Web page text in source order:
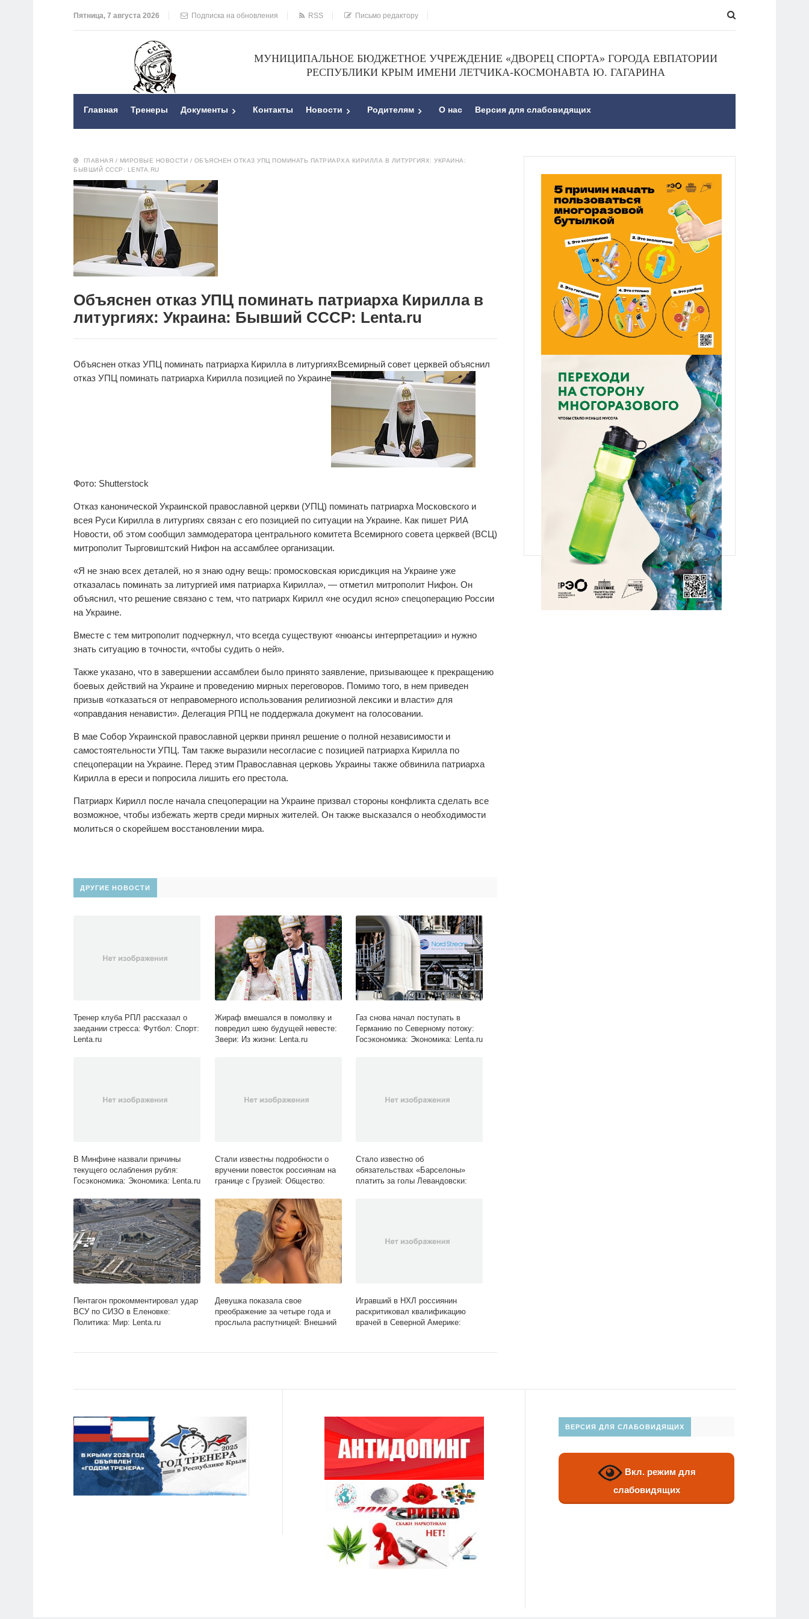
Пятница, 7 августа 2026 Подписка на обновления RSS Письмо редактору
МУНИЦИПАЛЬНОЕ БЮДЖЕТНОЕ УЧРЕЖДЕНИЕ «ДВОРЕЦ СПОРТА» ГОРОДА ЕВПАТОРИИ
РЕСПУБЛИКИ КРЫМ ИМЕНИ ЛЕТЧИКА-КОСМОНАВТА Ю. ГАГАРИНА
Главная Тренеры Документы Контакты Новости Родителям О нас Версия для слабовидящих
ГЛАВНАЯ / МИРОВЫЕ НОВОСТИ / ОБЪЯСНЕН ОТКАЗ УПЦ ПОМИНАТЬ ПАТРИАРХА КИРИЛЛА В ЛИТУРГИЯХ: УКРАИНА:
БЫВШИЙ СССР: LENTA.RU
Объяснен отказ УПЦ поминать патриарха Кирилла в
литургиях: Украина: Бывший СССР: Lenta.ru
Объяснен отказ УПЦ поминать патриарха Кирилла в литургияхВсемирный совет церквей объяснил
отказ УПЦ поминать патриарха Кирилла позицией по Украине
Фото: Shutterstock
Отказ канонической Украинской православной церкви (УПЦ) поминать патриарха Московского и
всея Руси Кирилла в литургиях связан с его позицией по ситуации на Украине. Как пишет РИА
Новости, об этом сообщил заммодератора центрального комитета Всемирного совета церквей (ВСЦ)
митрополит Тырговиштский Нифон на ассамблее организации.
«Я не знаю всех деталей, но я знаю одну вещь: промосковская юрисдикция на Украине уже
отказалась поминать за литургией имя патриарха Кирилла», — отметил митрополит Нифон. Он
объяснил, что решение связано с тем, что патриарх Кирилл «не осудил ясно» спецоперацию России
на Украине.
Вместе с тем митрополит подчеркнул, что всегда существуют «нюансы интерпретации» и нужно
знать ситуацию в точности, «чтобы судить о ней».
Также указано, что в завершении ассамблеи было принято заявление, призывающее к прекращению
боевых действий на Украине и проведению мирных переговоров. Помимо того, в нем приведен
призыв «отказаться от неправомерного использования религиозной лексики и власти» для
«оправдания ненависти». Делегация РПЦ не поддержала документ на голосовании.
В мае Собор Украинской православной церкви принял решение о полной независимости и
самостоятельности УПЦ. Там также выразили несогласие с позицией патриарха Кирилла по
спецоперации на Украине. Перед этим Православная церковь Украины также обвинила патриарха
Кирилла в ереси и попросила лишить его престола.
Патриарх Кирилл после начала спецоперации на Украине призвал стороны конфликта сделать все
возможное, чтобы избежать жертв среди мирных жителей. Он также высказался о необходимости
молиться о скорейшем восстановлении мира.
ДРУГИЕ НОВОСТИ
Тренер клуба РПЛ рассказал о
заедании стресса: Футбол: Спорт:
Lenta.ru
Жираф вмешался в помолвку и
повредил шею будущей невесте:
Звери: Из жизни: Lenta.ru
Газ снова начал поступать в
Германию по Северному потоку:
Госэкономика: Экономика: Lenta.ru
В Минфине назвали причины
текущего ослабления рубля:
Госэкономика: Экономика: Lenta.ru
Стали известны подробности о
вручении повесток россиянам на
границе с Грузией: Общество:
Стало известно об
обязательствах «Барселоны»
платить за голы Левандовски:
Пентагон прокомментировал удар
ВСУ по СИЗО в Еленовке:
Политика: Мир: Lenta.ru
Девушка показала свое
преображение за четыре года и
прослыла распутницей: Внешний
Игравший в НХЛ россиянин
раскритиковал квалификацию
врачей в Северной Америке:
ВЕРСИЯ ДЛЯ СЛАБОВИДЯЩИХ
Вкл. режим для
слабовидящих